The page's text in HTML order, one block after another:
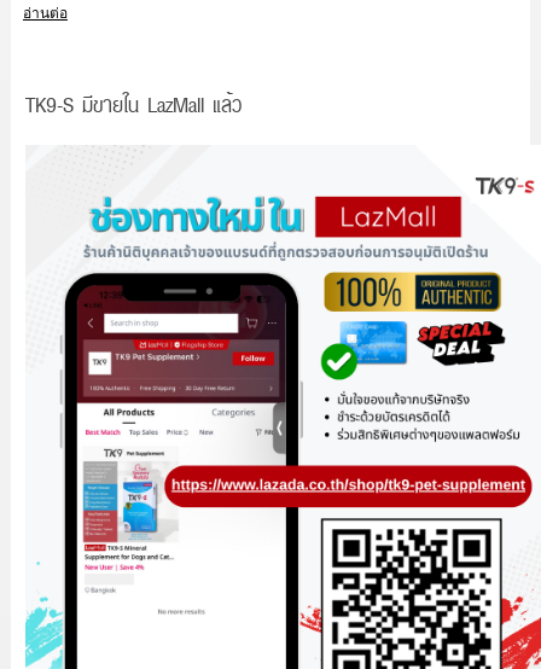
อ่านต่อ
TK9-S มีขายใน LazMall แล้ว